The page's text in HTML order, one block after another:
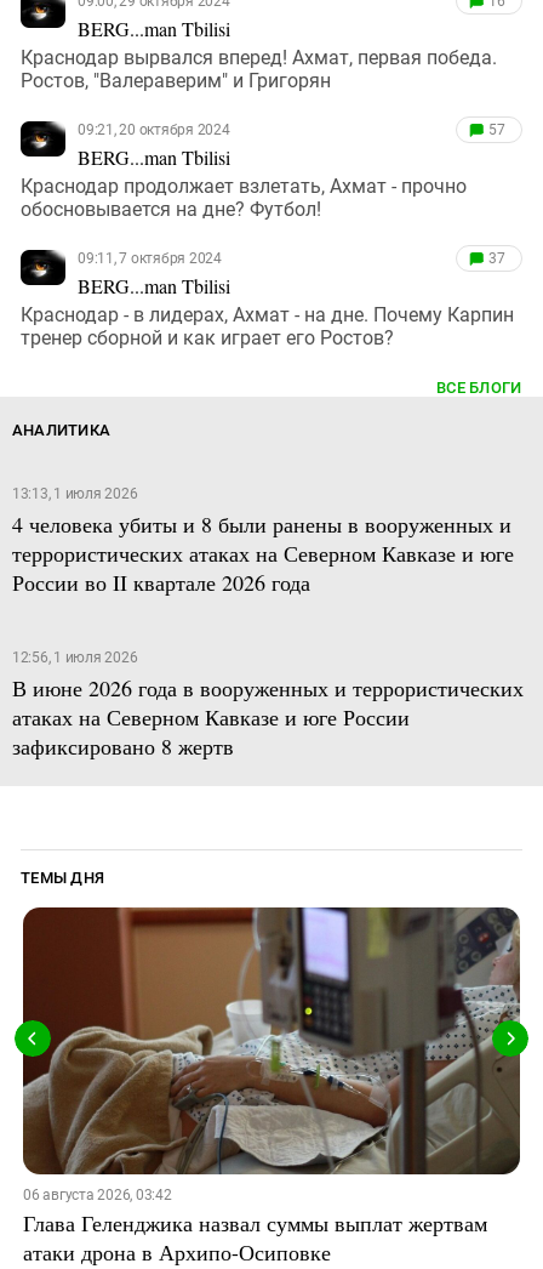
BERG...man Tbilisi
Краснодар вырвался вперед! Ахмат, первая победа.
Ростов, "Валераверим" и Григорян
09:21, 20 октября 2024
BERG...man Tbilisi
57
Краснодар продолжает взлетать, Ахмат - прочно
обосновывается на дне? Футбол!
09:11, 7 октября 2024
BERG...man Tbilisi
37
Краснодар - в лидерах, Ахмат - на дне. Почему Карпин
тренер сборной и как играет его Ростов?
ВСЕ БЛОГИ
АНАЛИТИКА
13:13, 1 июля 2026
4 человека убиты и 8 были ранены в вооруженных и
террористических атаках на Северном Кавказе и юге
России во II квартале 2026 года
12:56, 1 июля 2026
В июне 2026 года в вооруженных и террористических
атаках на Северном Кавказе и юге России
зафиксировано 8 жертв
ТЕМЫ ДНЯ
06 августа 2026, 03:42
Глава Геленджика назвал суммы выплат жертвам
атаки дрона в Архипо-Осиповке